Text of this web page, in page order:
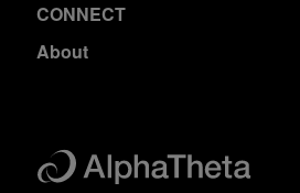
CONNECT
About